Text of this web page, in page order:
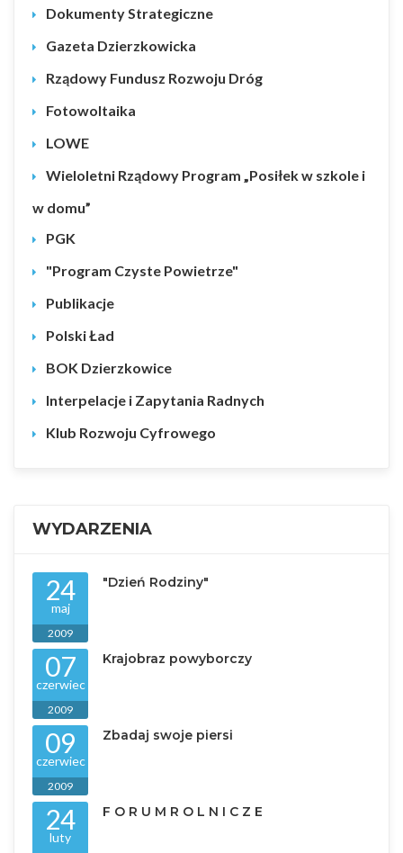
Dokumenty Strategiczne
Gazeta Dzierzkowicka
Rządowy Fundusz Rozwoju Dróg
Fotowoltaika
LOWE
Wieloletni Rządowy Program „Posiłek w szkole i
w domu”
PGK
"Program Czyste Powietrze"
Publikacje
Polski Ład
BOK Dzierzkowice
Interpelacje i Zapytania Radnych
Klub Rozwoju Cyfrowego
WYDARZENIA
24
maj
2009
"Dzień Rodziny"
07
czerwiec
2009
Krajobraz powyborczy
09
czerwiec
2009
Zbadaj swoje piersi
24
luty
F O R U M R O L N I C Z E